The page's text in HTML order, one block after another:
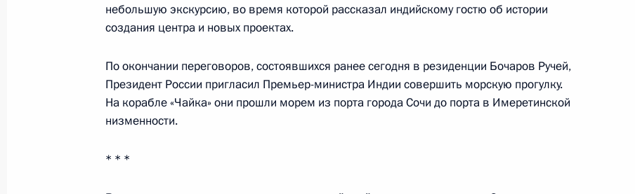
Телефонный разговор с Премьер-министром Индии Нарендрой
Моди
Встреча в формате Россия–Индия–Китай
небольшую экскурсию, во время которой рассказал индийскому гостю об истории
создания центра и новых проектах.
По окончании переговоров, состоявшихся ранее сегодня в резиденции Бочаров Ручей,
Президент России пригласил Премьер-министра Индии совершить морскую прогулку.
На корабле «Чайка» они прошли морем из порта города Сочи до порта в Имеретинской
низменности.
* * *